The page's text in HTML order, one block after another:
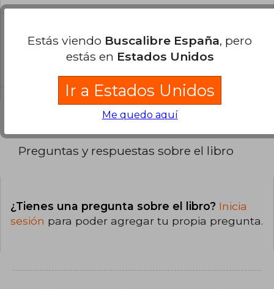
¿Cuál es la encuadernación de este libro?
La encuadernación de esta edición es Tapa
Preguntas y respuestas sobre el libro
¿Tienes una pregunta sobre el libro? Inicia
sesión para poder agregar tu propia pregunta.
Estás viendo Buscalibre España, pero
estás en Estados Unidos
Ir a Estados Unidos
Me quedo aquí